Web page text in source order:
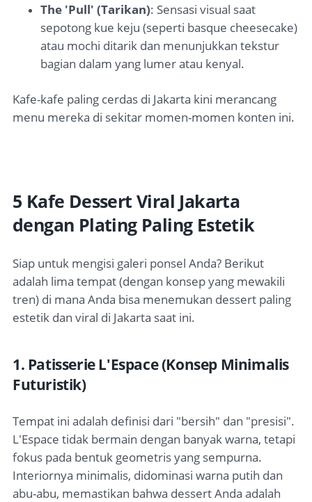
The 'Pull' (Tarikan): Sensasi visual saat
sepotong kue keju (seperti basque cheesecake)
atau mochi ditarik dan menunjukkan tekstur
bagian dalam yang lumer atau kenyal.
Kafe-kafe paling cerdas di Jakarta kini merancang
menu mereka di sekitar momen-momen konten ini.
5 Kafe Dessert Viral Jakarta
dengan Plating Paling Estetik
Siap untuk mengisi galeri ponsel Anda? Berikut
adalah lima tempat (dengan konsep yang mewakili
tren) di mana Anda bisa menemukan dessert paling
estetik dan viral di Jakarta saat ini.
1. Patisserie L'Espace (Konsep Minimalis
Futuristik)
Tempat ini adalah definisi dari "bersih" dan "presisi".
L'Espace tidak bermain dengan banyak warna, tetapi
fokus pada bentuk geometris yang sempurna.
Interiornya minimalis, didominasi warna putih dan
abu-abu, memastikan bahwa dessert Anda adalah